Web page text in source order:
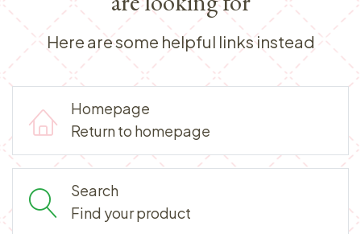
Here are some helpful links instead
Homepage
Return to homepage
Search
Find your product